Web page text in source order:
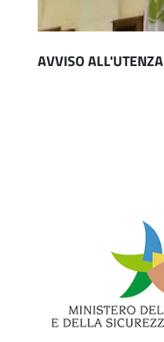
Paragrafi
AVVISO ALL'UTENZA